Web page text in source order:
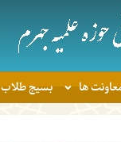
ها بسیج طلاب